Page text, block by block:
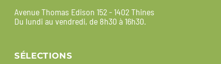
Avenue Thomas Edison 152 - 1402 Thines
Du lundi au vendredi, de 8h30 à 16h30.
SÉLECTIONS